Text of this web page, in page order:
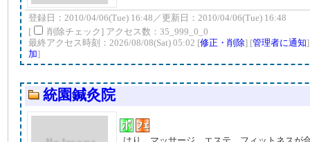
登録日：2010/04/06(Tue) 16:48／更新日：2010/04/06(Tue) 16:48
[
削除チェック] アクセス数：35_999_0_0
最終アクセス時刻：2026/08/08(Sat) 05:02 [修正・削除] [管理者に通知
加]
統園鍼灸院